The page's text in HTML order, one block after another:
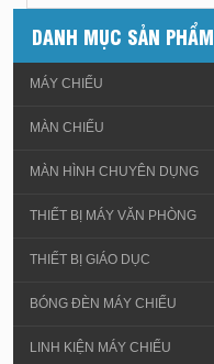
DANH MỤC SẢN PHẨM
MÁY CHIẾU
MÀN CHIẾU
MÀN HÌNH CHUYÊN DỤNG
THIẾT BỊ MÁY VĂN PHÒNG
THIẾT BỊ GIÁO DỤC
BÓNG ĐÈN MÁY CHIẾU
LINH KIỆN MÁY CHIẾU